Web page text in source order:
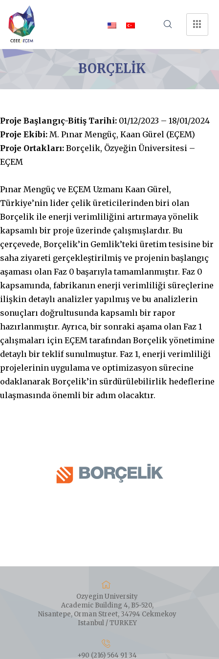
BORÇELİK
Proje Başlangıç-Bitiş Tarihi: 01/12/2023 – 18/01/2024
Proje Ekibi: M. Pınar Mengüç, Kaan Gürel (EÇEM)
Proje Ortakları: Borçelik, Özyeğin Üniversitesi –
EÇEM
Pınar Mengüç ve EÇEM Uzmanı Kaan Gürel,
Türkiye’nin lider çelik üreticilerinden biri olan
Borçelik ile enerji verimliliğini artırmaya yönelik
kapsamlı bir proje üzerinde çalışmışlardır. Bu
çerçevede, Borçelik’in Gemlik’teki üretim tesisine bir
saha ziyareti gerçekleştirilmiş ve projenin başlangıç
aşaması olan Faz 0 başarıyla tamamlanmıştır. Faz 0
kapsamında, fabrikanın enerji verimliliği süreçlerine
ilişkin detaylı analizler yapılmış ve bu analizlerin
sonuçları doğrultusunda kapsamlı bir rapor
hazırlanmıştır. Ayrıca, bir sonraki aşama olan Faz 1
çalışmaları için EÇEM tarafından Borçelik yönetimine
detaylı bir teklif sunulmuştur. Faz 1, enerji verimliliği
projelerinin uygulama ve optimizasyon sürecine
odaklanarak Borçelik’in sürdürülebilirlik hedeflerine
ulaşmasında önemli bir adım olacaktır.
Ozyegin University
Academic Building 4, B5-520,
Nisantepe, Orman Street, 34794 Cekmekoy
Istanbul / TURKEY
+90 (216) 564 91 34